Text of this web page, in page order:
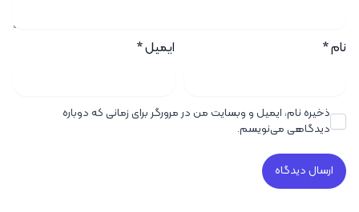
نام* ایمیل*
ذخیره نام، ایمیل و وبسایت من در مرورگر برای زمانی که دوباره
دیدگاهی می‌نویسم.